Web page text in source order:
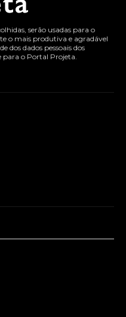
serão usadas para o
o mais produtiva e agradável
dos dados pessoais dos
para o Portal Projeta.